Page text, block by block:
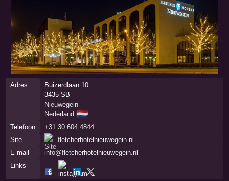
Adres
Buizerdlaan 10
3435 SB
Nieuwegein
Nederland 🇳🇱
Telefoon
+31 30 604 4844
Site
fletcherhotelnieuwegein.nl
E-mail
info@fletcherhotelnieuwegein.nl
Links